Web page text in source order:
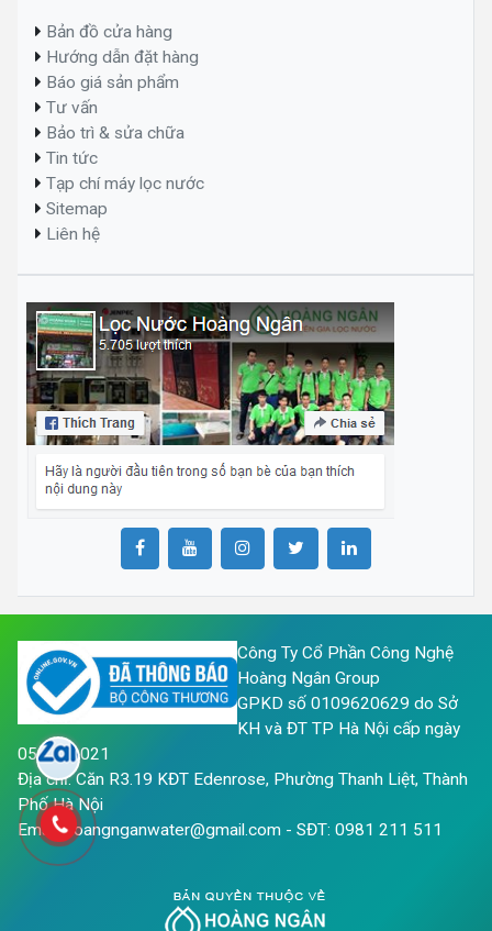
Bản đồ cửa hàng
Hướng dẫn đặt hàng
Báo giá sản phẩm
Tư vấn
Bảo trì & sửa chữa
Tin tức
Tạp chí máy lọc nước
Sitemap
Liên hệ
Công Ty Cổ Phần Công Nghệ
Hoàng Ngân Group
GPKD số 0109620629 do Sở
KH và ĐT TP Hà Nội cấp ngày
05/05/2021
Địa chỉ: Căn R3.19 KĐT Edenrose, Phường Thanh Liệt, Thành
Phố Hà Nội
Email: hoangnganwater@gmail.com - SĐT: 0981 211 511